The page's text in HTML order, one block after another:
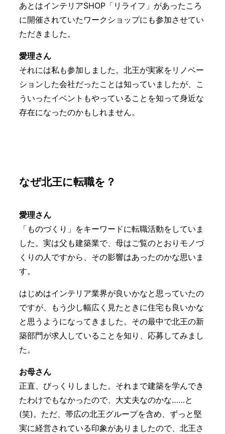
あとはインテリアSHOP「リライフ」があったころ
に開催されていたワークショップにも参加させてい
ただきました。
愛理さん
それには私も参加しました。北王が実家をリノベー
ションした会社だったことは知っていましたが、こ
ういったイベントもやっていることを知って身近な
存在になったのかもしれません。
なぜ北王に転職を？
愛理さん
「ものづくり」をキーワードに転職活動をしていま
した。実は父も建築業で、母はご覧のとおりモノづ
くりの人ですから、その影響はあったのかな思いま
す。
はじめはインテリア業界が良いかなと思っていたの
ですが、もう少し幅広く見たときに住宅も良いかな
と思うようになってきました。その最中で北王の新
築部門が求人していることを知り、応募してみまし
た。
お母さん
正直、びっくりしました。それまで建築を学んでき
たわけでもなかったので、大丈夫なのかな……と
(笑)。ただ、帯広の北王グループを含め、ずっと堅
実に経営されている印象がありましたので、北王さ